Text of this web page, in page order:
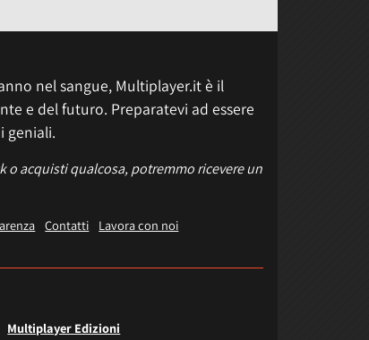
nel sangue, Multiplayer.it è il
e del futuro. Preparatevi ad essere
geniali.
o acquisti qualcosa, potremmo ricevere un
Contatti
Lavora con noi
Multiplayer Edizioni